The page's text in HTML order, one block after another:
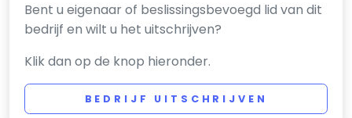
Bent u eigenaar of beslissingsbevoegd lid van dit
bedrijf en wilt u het uitschrijven?
Klik dan op de knop hieronder.
BEDRIJF UITSCHRIJVEN